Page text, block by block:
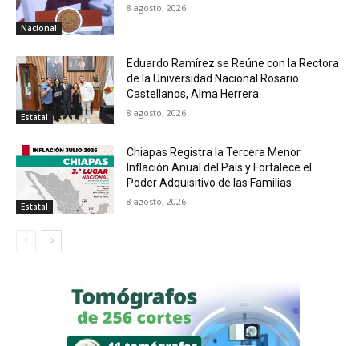
Nacional
8 agosto, 2026
Estatal
Eduardo Ramírez se Reúne con la Rectora
de la Universidad Nacional Rosario
Castellanos, Alma Herrera.
8 agosto, 2026
Estatal
Chiapas Registra la Tercera Menor
Inflación Anual del País y Fortalece el
Poder Adquisitivo de las Familias
8 agosto, 2026